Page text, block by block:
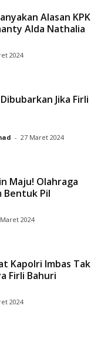
Alasan KPK
Alda Nathalia
2024
Jika Firli
- 27 Maret 2024
Maju! Olahraga
Bentuk Pil
2024
Kapolri Imbas Tak
Firli Bahuri
2024